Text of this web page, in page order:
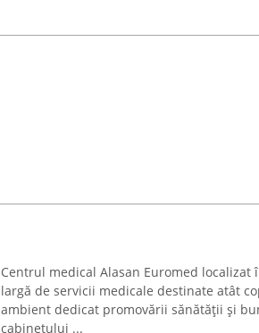
Centrul medical Alasan Euromed
largă de servicii medicale destinate atât
ambient dedicat promovării sănătății și
cabinetului ...